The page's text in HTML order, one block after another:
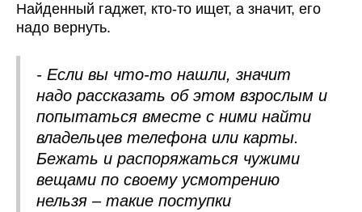
Найденный гаджет, кто-то ищет, а значит, его
надо вернуть.
- Если вы что-то нашли, значит
надо рассказать об этом взрослым и
попытаться вместе с ними найти
владельцев телефона или карты.
Бежать и распоряжаться чужими
вещами по своему усмотрению
нельзя – такие поступки